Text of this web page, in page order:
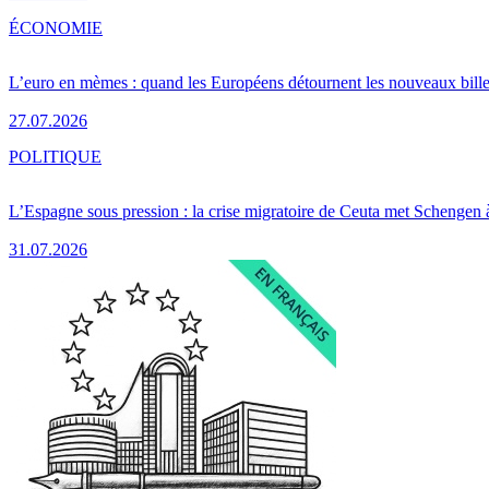
L’euro en mèmes : quand les Européens détournent les nouveaux
27.07.2026
ÉCONOMIE
L’Espagne sous pression : la crise migratoire de Ceuta met Schengen
31.07.2026
POLITIQUE